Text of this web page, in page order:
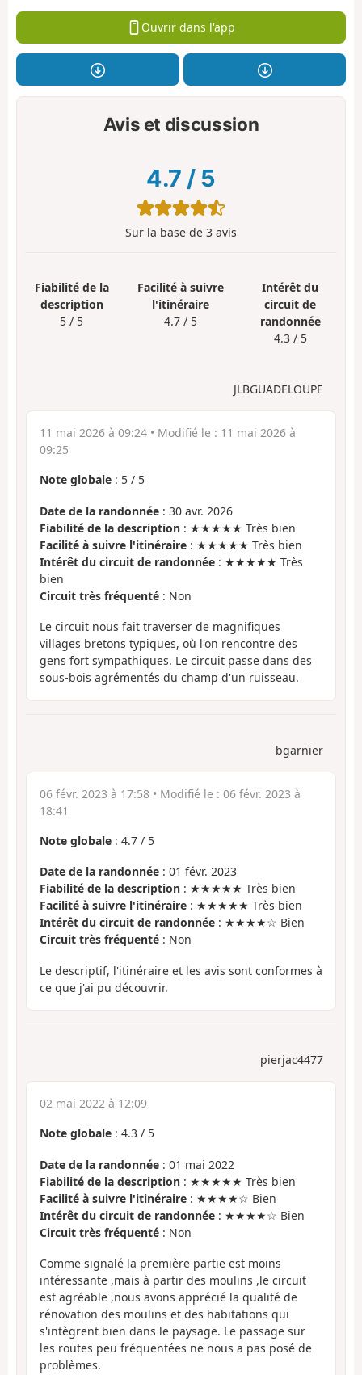
Ouvrir dans l'app
Avis et discussion
4.7 / 5
Sur la base de 3 avis
Fiabilité de la
description
5 / 5
Facilité à suivre
l'itinéraire
4.7 / 5
Intérêt du
circuit de
randonnée
4.3 / 5
JLBGUADELOUPE
11 mai 2026 à 09:24 • Modifié le : 11 mai 2026 à
09:25
Note globale : 5 / 5
Date de la randonnée : 30 avr. 2026
Fiabilité de la description : ★★★★★ Très bien
Facilité à suivre l'itinéraire : ★★★★★ Très bien
Intérêt du circuit de randonnée : ★★★★★ Très
bien
Circuit très fréquenté : Non
Le circuit nous fait traverser de magnifiques
villages bretons typiques, où l'on rencontre des
gens fort sympathiques. Le circuit passe dans des
sous-bois agrémentés du champ d'un ruisseau.
bgarnier
06 févr. 2023 à 17:58 • Modifié le : 06 févr. 2023 à
18:41
Note globale : 4.7 / 5
Date de la randonnée : 01 févr. 2023
Fiabilité de la description : ★★★★★ Très bien
Facilité à suivre l'itinéraire : ★★★★★ Très bien
Intérêt du circuit de randonnée : ★★★★☆ Bien
Circuit très fréquenté : Non
Le descriptif, l'itinéraire et les avis sont conformes à
ce que j'ai pu découvrir.
pierjac4477
02 mai 2022 à 12:09
Note globale : 4.3 / 5
Date de la randonnée : 01 mai 2022
Fiabilité de la description : ★★★★★ Très bien
Facilité à suivre l'itinéraire : ★★★★☆ Bien
Intérêt du circuit de randonnée : ★★★★☆ Bien
Circuit très fréquenté : Non
Comme signalé la première partie est moins
intéressante ,mais à partir des moulins ,le circuit
est agréable ,nous avons apprécié la qualité de
rénovation des moulins et des habitations qui
s'intègrent bien dans le paysage. Le passage sur
les routes peu fréquentées ne nous a pas posé de
problèmes.